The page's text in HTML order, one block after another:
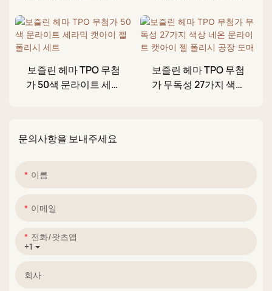
리시 제조사
보즐린 헤마 TPO 무첨
가 50색 문라이트 세라
보즐린 헤마 TPO 무첨
가 무독성 27가지 색상
문의사항을 보내주세요
이름
이메일
+1
전화/왓츠앱
회사